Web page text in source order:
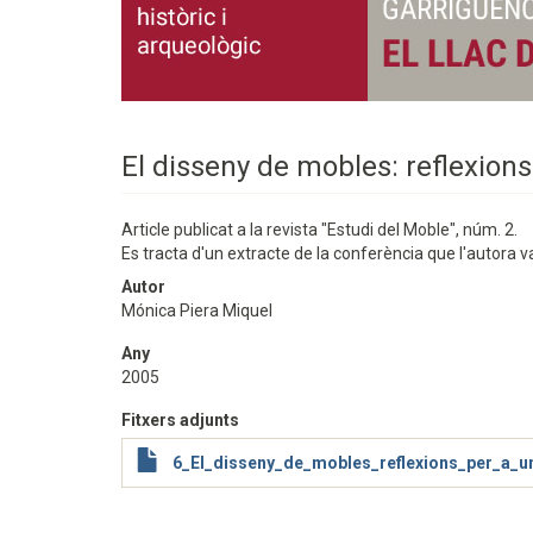
El disseny de mobles:
Article publicat a la revista "Estudi del Moble", núm. 2.
Es tracta d'un extracte de la conferència que l'autora
Autor
Mónica Piera Miquel
Any
2005
Fitxers adjunts